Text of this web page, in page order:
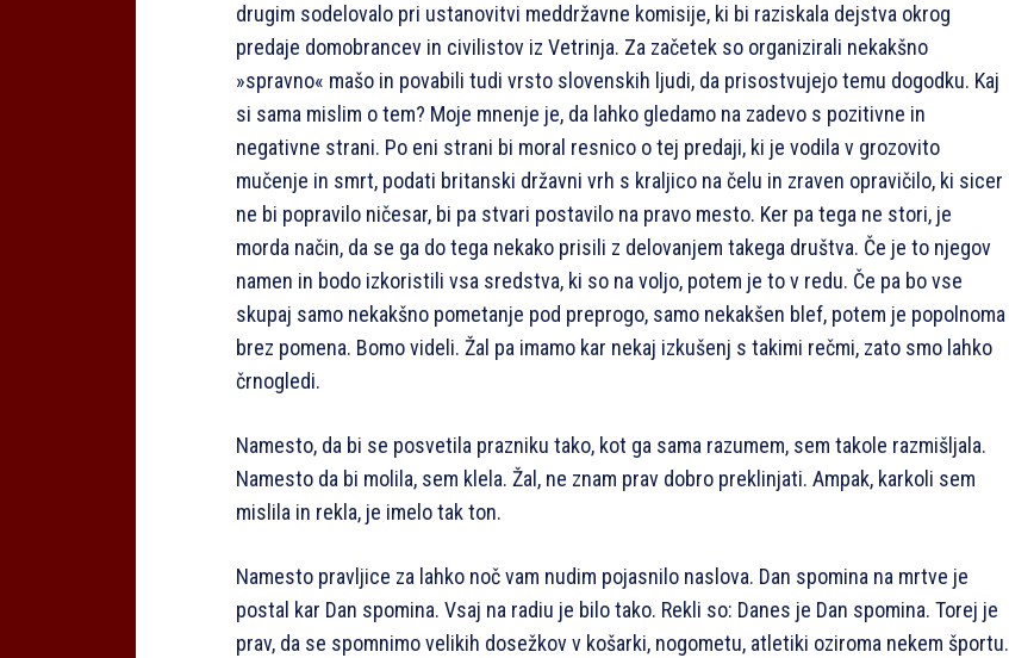
drugim sodelovalo pri ustanovitvi meddržavne komisije, ki bi raziskala dejstva okrog
predaje domobrancev in civilistov iz Vetrinja. Za začetek so organizirali nekakšno
»spravno« mašo in povabili tudi vrsto slovenskih ljudi, da prisostvujejo temu dogodku. Kaj
si sama mislim o tem? Moje mnenje je, da lahko gledamo na zadevo s pozitivne in
negativne strani. Po eni strani bi moral resnico o tej predaji, ki je vodila v grozovito
mučenje in smrt, podati britanski državni vrh s kraljico na čelu in zraven opravičilo, ki sicer
ne bi popravilo ničesar, bi pa stvari postavilo na pravo mesto. Ker pa tega ne stori, je
morda način, da se ga do tega nekako prisili z delovanjem takega društva. Če je to njegov
namen in bodo izkoristili vsa sredstva, ki so na voljo, potem je to v redu. Če pa bo vse
skupaj samo nekakšno pometanje pod preprogo, samo nekakšen blef, potem je popolnoma
brez pomena. Bomo videli. Žal pa imamo kar nekaj izkušenj s takimi rečmi, zato smo lahko
črnogledi.
Namesto, da bi se posvetila prazniku tako, kot ga sama razumem, sem takole razmišljala.
Namesto da bi molila, sem klela. Žal, ne znam prav dobro preklinjati. Ampak, karkoli sem
mislila in rekla, je imelo tak ton.
Namesto pravljice za lahko noč vam nudim pojasnilo naslova. Dan spomina na mrtve je
postal kar Dan spomina. Vsaj na radiu je bilo tako. Rekli so: Danes je Dan spomina. Torej je
prav, da se spomnimo velikih dosežkov v košarki, nogometu, atletiki oziroma nekem športu.